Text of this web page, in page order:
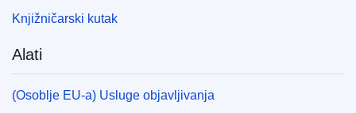
Knjižničarski kutak
Alati
(Osoblje EU-a) Usluge objavljivanja